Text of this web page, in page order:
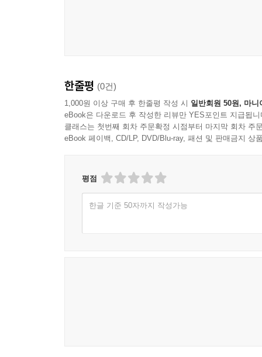
한줄평 (0건)
1,000원 이상 구매 후 한줄평 작성 시 일반회원 50원, 마니
eBook은 다운로드 후 작성한 리뷰만 YES포인트 지급됩니
클래스는 첫번째 회차 주문확정 시점부터 마지막 회차 주
eBook 페이백, CD/LP, DVD/Blu-ray, 패션 및 판매금지 상
평점
한글 기준 50자까지 작성가능